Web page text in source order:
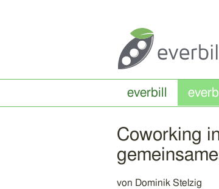
everbill
Coworking
von Dominik Stelzig